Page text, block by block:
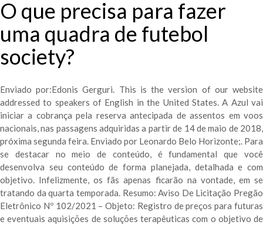
O que precisa para fazer
uma quadra de futebol
society?
Enviado por:Edonis Gerguri. This is the version of our website
addressed to speakers of English in the United States. A Azul vai
iniciar a cobrança pela reserva antecipada de assentos em voos
nacionais, nas passagens adquiridas a partir de 14 de maio de 2018,
próxima segunda feira. Enviado por Leonardo Belo Horizonte;. Para
se destacar no meio de conteúdo, é fundamental que você
desenvolva seu conteúdo de forma planejada, detalhada e com
objetivo. Infelizmente, os fãs apenas ficarão na vontade, em se
tratando da quarta temporada. Resumo: Aviso De Licitação Pregão
Eletrônico Nº 102/2021 – Objeto: Registro de preços para futuras
e eventuais aquisições de soluções terapêuticas com o objetivo de